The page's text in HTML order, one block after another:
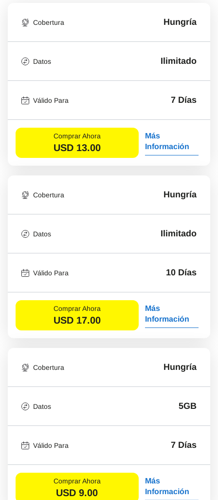
Cobertura Hungría
Datos Ilimitado
Válido Para 7 Días
Comprar Ahora
USD 13.00
Más
Información
Cobertura Hungría
Datos Ilimitado
Válido Para 10 Días
Comprar Ahora
USD 17.00
Más
Información
Cobertura Hungría
Datos 5GB
Válido Para 7 Días
Comprar Ahora
USD 9.00
Más
Información